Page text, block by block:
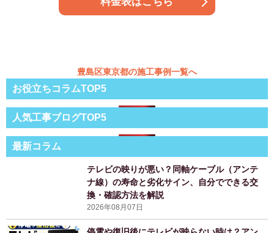
豊島区東京都の施工事例一覧へ
お役立ちコラムTOP5
人気工事ブログTOP5
最新コラム
テレビの映りが悪い？同軸ケーブル（アンテ
ナ線）の寿命と劣化サイン、自分でできる交
換・確認方法を解説
2026年08月07日